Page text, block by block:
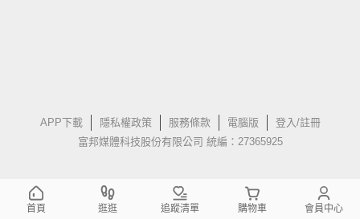
APP下載 隱私權政策 服務條款 電腦版
登入/註冊
富邦媒體科技股份有限公司 統編：27365925
首頁 逛逛 追蹤清單 購物車 會員中心